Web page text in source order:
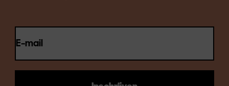
E-mail